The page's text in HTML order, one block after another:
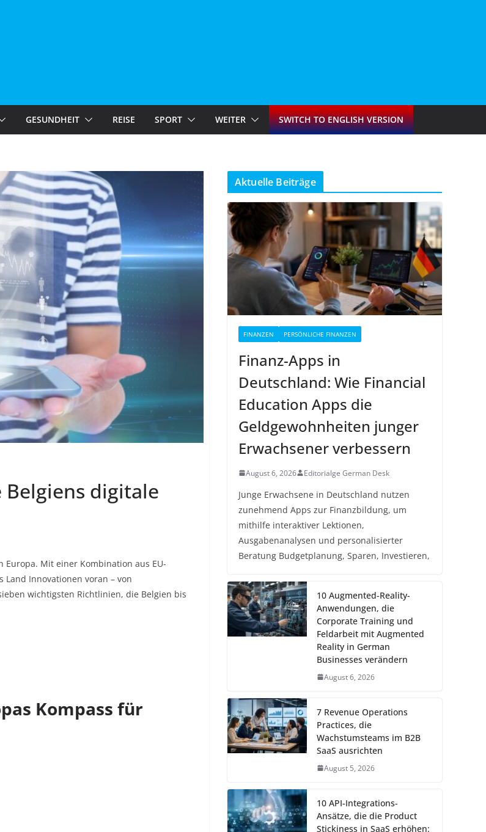
GESUNDHEIT REISE SPORT WEITER SWITCH TO ENGLISH VERSION
digitale
Mit einer Kombination aus EU-
Innovationen voran – von
wichtigsten Richtlinien, die Belgien bis
Kompass für
Aktuelle Beiträge
FINANZEN PERSÖNLICHE FINANZEN
Finanz-Apps in
Deutschland: Wie Financial
Education Apps die
Geldgewohnheiten junger
Erwachsener verbessern
August 6, 2026 Editorialge German Desk
Junge Erwachsene in Deutschland nutzen
zunehmend Apps zur Finanzbildung, um
mithilfe interaktiver Lektionen,
Ausgabenanalysen und personalisierter
Beratung Budgetplanung, Sparen, Investieren,
10 Augmented-Reality-
Anwendungen, die
Corporate Training und
Feldarbeit mit Augmented
Reality in German
Businesses verändern
August 6, 2026
7 Revenue Operations
Practices, die
Wachstumsteams im B2B
SaaS ausrichten
August 5, 2026
10 API-Integrations-
Ansätze, die die Product
Stickiness in SaaS erhöhen: